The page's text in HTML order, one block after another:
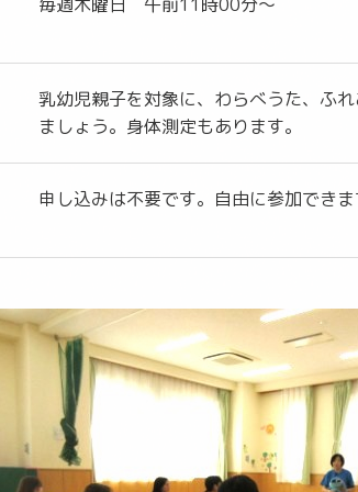
乳幼児親子を対象に、わらべうた、ふ
ましょう。身体測定もあります。
申し込みは不要です。自由に参加できま